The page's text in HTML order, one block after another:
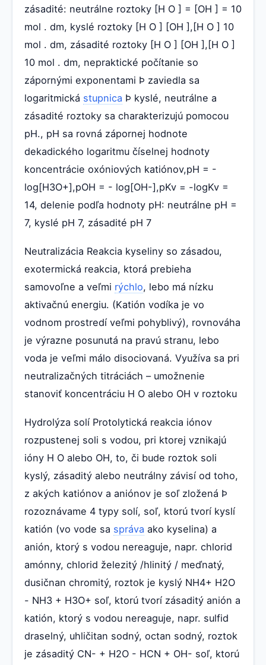
zásadité: neutrálne roztoky [H O ] = [OH ] = 10
mol . dm, kyslé roztoky [H O ] [OH ],[H O ] 10
mol . dm, zásadité roztoky [H O ] [OH ],[H O ]
10 mol . dm, nepraktické počítanie so
zápornými exponentami Þ zaviedla sa
logaritmická stupnica Þ kyslé, neutrálne a
zásadité roztoky sa charakterizujú pomocou
pH., pH sa rovná zápornej hodnote
dekadického logaritmu číselnej hodnoty
koncentrácie oxóniových katiónov,pH = -
log[H3O+],pOH = - log[OH-],pKv = -logKv =
14, delenie podľa hodnoty pH: neutrálne pH =
7, kyslé pH 7, zásadité pH 7
Neutralizácia Reakcia kyseliny so zásadou,
exotermická reakcia, ktorá prebieha
samovoľne a veľmi rýchlo, lebo má nízku
aktivačnú energiu. (Katión vodíka je vo
vodnom prostredí veľmi pohyblivý), rovnováha
je výrazne posunutá na pravú stranu, lebo
voda je veľmi málo disociovaná. Využíva sa pri
neutralizačných titráciách – umožnenie
stanoviť koncentráciu H O alebo OH v roztoku
Hydrolýza solí Protolytická reakcia iónov
rozpustenej soli s vodou, pri ktorej vznikajú
ióny H O alebo OH, to, či bude roztok soli
kyslý, zásaditý alebo neutrálny závisí od toho,
z akých katiónov a aniónov je soľ zložená Þ
rozoznávame 4 typy solí, soľ, ktorú tvorí kyslí
katión (vo vode sa správa ako kyselina) a
anión, ktorý s vodou nereaguje, napr. chlorid
amónny, chlorid železitý /hlinitý / meďnatý,
dusičnan chromitý, roztok je kyslý NH4+ H2O
- NH3 + H3O+ soľ, ktorú tvorí zásaditý anión a
katión, ktorý s vodou nereaguje, napr. sulfid
draselný, uhličitan sodný, octan sodný, roztok
je zásaditý CN- + H2O - HCN + OH- soľ, ktorú